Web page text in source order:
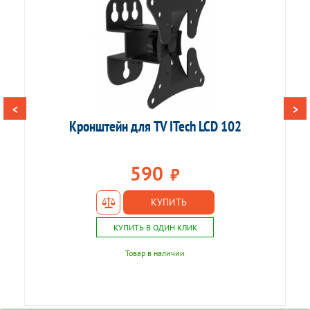
Кронштейн для TV ITech LCD 102
590 ₽
КУПИТЬ
КУПИТЬ В ОДИН КЛИК
Товар в наличии
< >